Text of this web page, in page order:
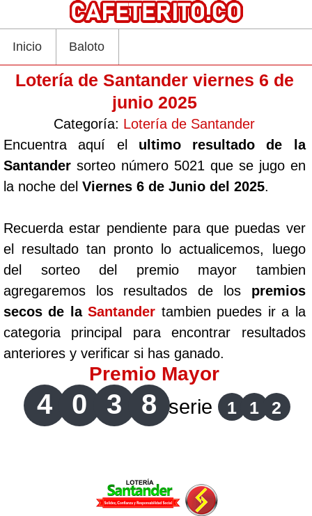
Inicio Baloto
Lotería de Santander viernes 6 de
junio 2025
Categoría: Lotería de Santander
Encuentra aquí el ultimo resultado de la
Santander sorteo número 5021 que se jugo en
la noche del Viernes 6 de Junio del 2025.
Recuerda estar pendiente para que puedas ver
el resultado tan pronto lo actualicemos, luego
del sorteo del premio mayor tambien
agregaremos los resultados de los premios
secos de laSantander tambien puedes ir a la
categoria principal para encontrar resultados
anteriores y verificar si has ganado.
Premio Mayor
4 0 3 8 serie 1 1 2